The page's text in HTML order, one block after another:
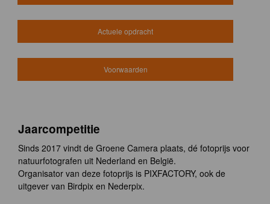
Actuele opdracht
Voorwaarden
Jaarcompetitie
Sinds 2017 vindt de Groene Camera plaats, dé fotoprijs voor
natuurfotografen uit Nederland en België.
Organisator van deze fotoprijs is PIXFACTORY, ook de
uitgever van Birdpix en Nederpix.